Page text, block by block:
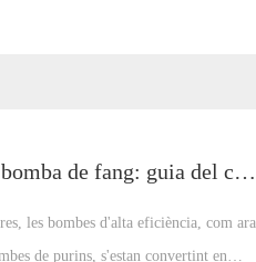
Bomba de fang vs. bomba de fang: guia del comprador i anàlisi de tendències de mercat
les bombes d'alta eficiència, com ara
de purins, s'estan convertint en